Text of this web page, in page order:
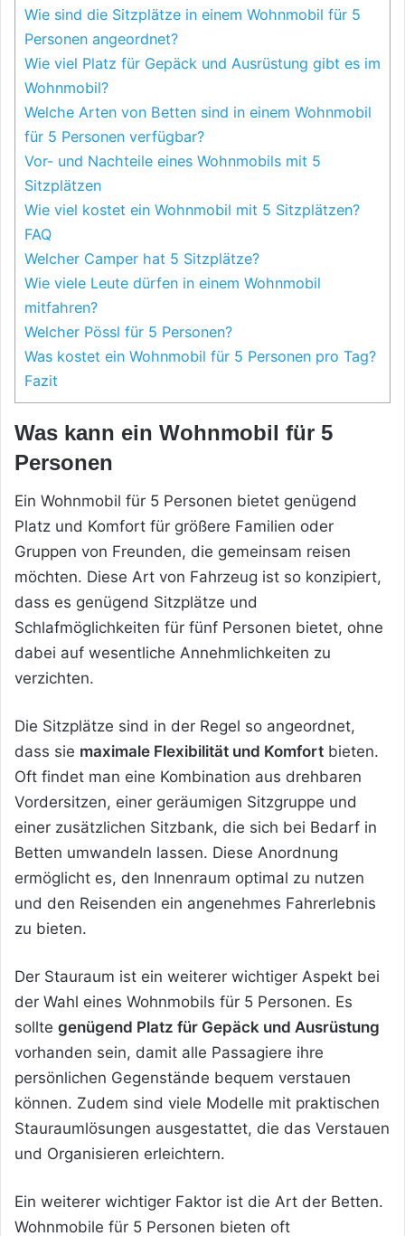
Wie sind die Sitzplätze in einem Wohnmobil für 5
Personen angeordnet?
Wie viel Platz für Gepäck und Ausrüstung gibt es im
Wohnmobil?
Welche Arten von Betten sind in einem Wohnmobil
für 5 Personen verfügbar?
Vor- und Nachteile eines Wohnmobils mit 5
Sitzplätzen
Wie viel kostet ein Wohnmobil mit 5 Sitzplätzen?
FAQ
Welcher Camper hat 5 Sitzplätze?
Wie viele Leute dürfen in einem Wohnmobil
mitfahren?
Welcher Pössl für 5 Personen?
Was kostet ein Wohnmobil für 5 Personen pro Tag?
Fazit
Was kann ein Wohnmobil für 5
Personen
Ein Wohnmobil für 5 Personen bietet genügend
Platz und Komfort für größere Familien oder
Gruppen von Freunden, die gemeinsam reisen
möchten. Diese Art von Fahrzeug ist so konzipiert,
dass es genügend Sitzplätze und
Schlafmöglichkeiten für fünf Personen bietet, ohne
dabei auf wesentliche Annehmlichkeiten zu
verzichten.
Die Sitzplätze sind in der Regel so angeordnet,
dass sie maximale Flexibilität und Komfort bieten.
Oft findet man eine Kombination aus drehbaren
Vordersitzen, einer geräumigen Sitzgruppe und
einer zusätzlichen Sitzbank, die sich bei Bedarf in
Betten umwandeln lassen. Diese Anordnung
ermöglicht es, den Innenraum optimal zu nutzen
und den Reisenden ein angenehmes Fahrerlebnis
zu bieten.
Der Stauraum ist ein weiterer wichtiger Aspekt bei
der Wahl eines Wohnmobils für 5 Personen. Es
sollte genügend Platz für Gepäck und Ausrüstung
vorhanden sein, damit alle Passagiere ihre
persönlichen Gegenstände bequem verstauen
können. Zudem sind viele Modelle mit praktischen
Stauraumlösungen ausgestattet, die das Verstauen
und Organisieren erleichtern.
Ein weiterer wichtiger Faktor ist die Art der Betten.
Wohnmobile für 5 Personen bieten oft